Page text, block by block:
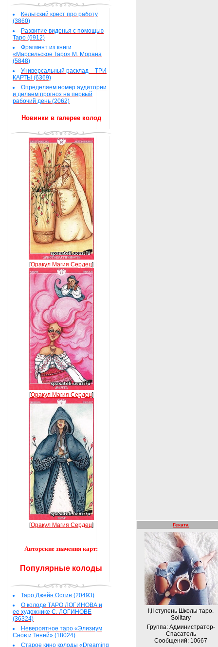
Кельтский крест про работу
(3860)
Развитие виденья с помощью
Таро (6912)
Фрагмент из книги
«Марсельское Таро» М. Морана
(5848)
Универсальный расклад – ТРИ
КАРТЫ (6369)
Определяем номер аудитории
и делаем прогноз на первый
рабочий день (2062)
Новинки в галерее колод
[Оракул Магия Сердец]
[Оракул Магия Сердец]
[Оракул Магия Сердец]
Авторские значения карт:
Популярные колоды
Таро Джейн Остин (20493)
О колоде ТАРО ЛОГИНОВА и
ее художнике С. ЛОГИНОВЕ
(36324)
Невероятное таро «Элизиум
Снов и Теней» (18024)
Старое кино колоды «Dreaming
Геката
I,II ступень Школы таро.
Solitary
Группа: Администратор-
Спасатель
Сообщений: 10667